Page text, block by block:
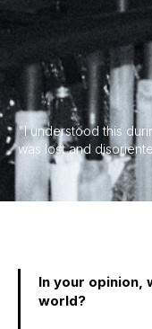
"I understood this
was lost and
In your opinion,
world?